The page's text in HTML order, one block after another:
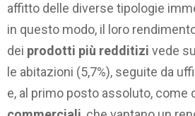
affitto delle diverse tipologie
in questo modo, il loro
dei prodotti più redditizi vede
le abitazioni (5,7%), seguite da
e, al primo posto assoluto, come